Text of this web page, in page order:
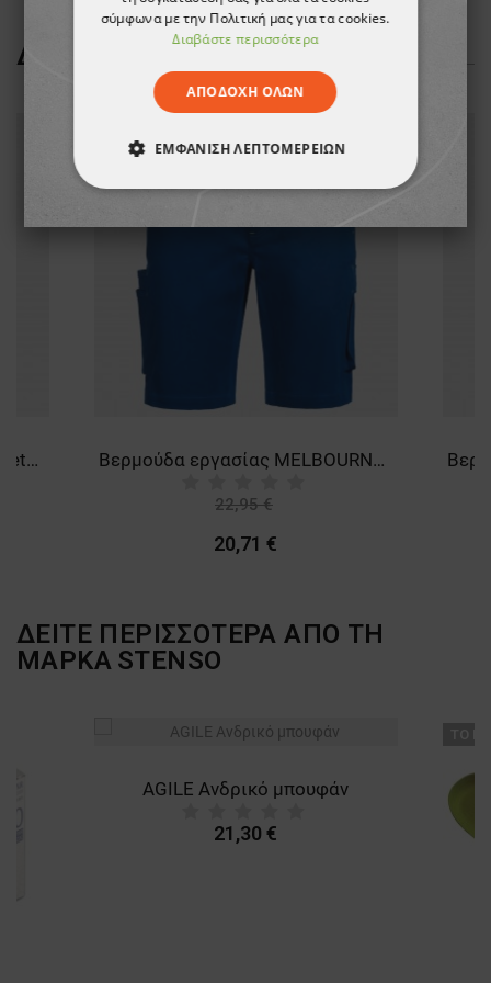
ΔΕΊΤΕ ΠΕΡΙΣΣΌΤΕΡΑ
Βερμούδα εργασίας Kastor Stretch GREY/ORANGE Βερμούδα εργασίας MELBOURNE STRETCH SPECIAL ROYAL BLUE/BLACK
22,95 €
20,71 €
ΔΕΙΤΕ ΠΕΡΙΣΣΟΤΕΡΑ ΑΠΟ ΤΗ
ΜΑΡΚΑ STENSO
AGILE Ανδρικό μπουφάν
21,30 €
σύμφωνα με την Πολιτική μας για τα cookies.
Διαβάστε περισσότερα
ΑΠΟΔΟΧΉ ΌΛΩΝ
ΕΜΦΆΝΙΣΗ ΛΕΠΤΟΜΕΡΕΙΏΝ
ΑΠΟΛΎΤΩΣ ΑΠΑΡΑΊΤΗΤΑ
ΛΕΙΤΟΥΡΓΙΚΌΤΗΤΑΣ
ΜΗ ΤΑΞΙΝΟΜΗΜΈΝΑ